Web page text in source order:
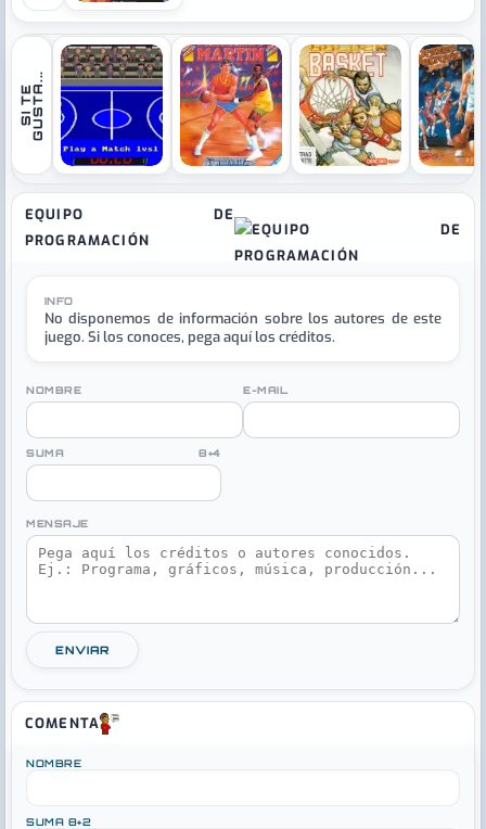
S
I
T
E
G
U
S
T
A
.
.. ›
EQUIPO DE
PROGRAMACIÓN
INFO
No disponemos de información sobre los autores de este
juego. Si los conoces, pega aquí los créditos.
NOMBRE E-MAIL
SUMA 8+4
MENSAJE
ENVIAR
COMENTA
NOMBRE
SUMA 8+2